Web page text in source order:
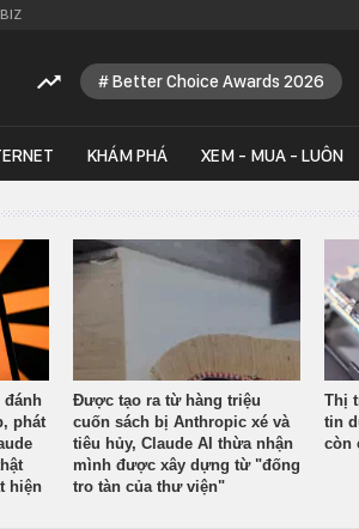
Better Choice Awards 2026
KHÁM PHÁ XEM - MUA - LUÔN
đánh
phát
hiện
Được tạo ra từ hàng triệu
cuốn sách bị Anthropic xé và
tiêu hủy, Claude AI thừa nhận
mình được xây dựng từ "đống
tro tàn của thư viện"
Thị
tin
còn